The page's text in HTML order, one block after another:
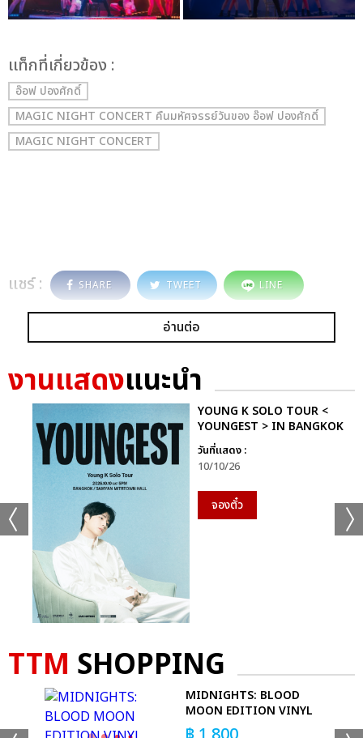
เเท็กที่เกี่ยวข้อง :
อ๊อฟ ปองศักดิ์
MAGIC NIGHT CONCERT คืนมหัศจรรย์วันของ อ๊อฟ ปองศักดิ์
MAGIC NIGHT CONCERT
แชร์ : SHARE TWEET LINE
อ่านต่อ
งานแสดงแนะนำ
YOUNG K SOLO TOUR <
YOUNGEST > IN BANGKOK
วันที่แสดง :
10/10/26
จองตั๋ว
TTM SHOPPING
MIDNIGHTS: BLOOD
MOON EDITION VINYL